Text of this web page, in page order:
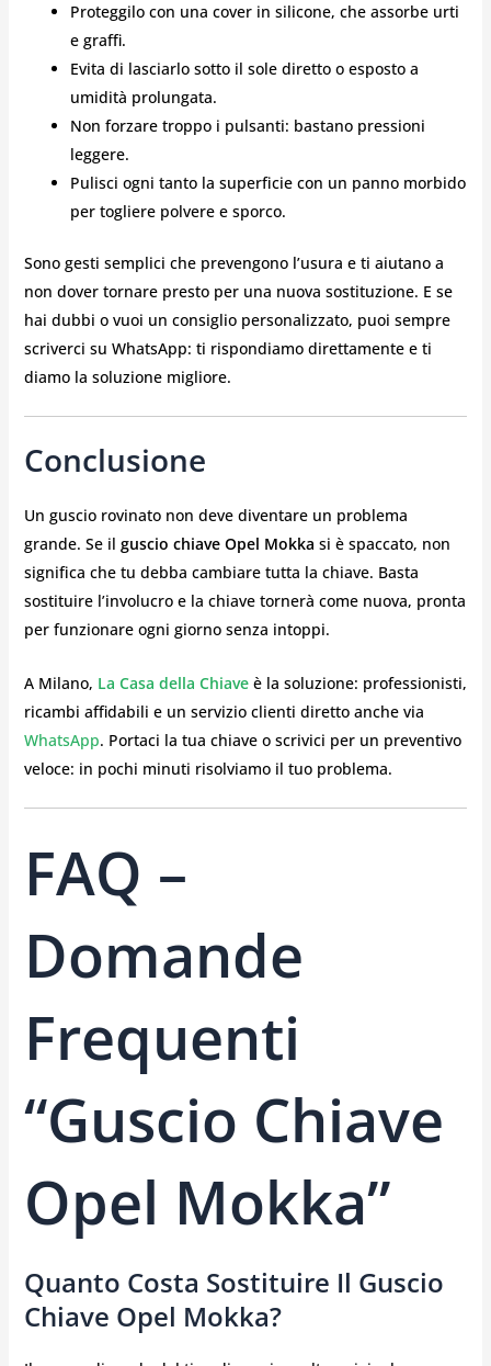
Proteggilo con una cover in silicone, che assorbe urti
e graffi.
Evita di lasciarlo sotto il sole diretto o esposto a
umidità prolungata.
Non forzare troppo i pulsanti: bastano pressioni
leggere.
Pulisci ogni tanto la superficie con un panno morbido
per togliere polvere e sporco.
Sono gesti semplici che prevengono l’usura e ti aiutano a
non dover tornare presto per una nuova sostituzione. E se
hai dubbi o vuoi un consiglio personalizzato, puoi sempre
scriverci su WhatsApp: ti rispondiamo direttamente e ti
diamo la soluzione migliore.
Conclusione
Un guscio rovinato non deve diventare un problema
grande. Se il guscio chiave Opel Mokka si è spaccato, non
significa che tu debba cambiare tutta la chiave. Basta
sostituire l’involucro e la chiave tornerà come nuova, pronta
per funzionare ogni giorno senza intoppi.
A Milano, La Casa della Chiaveè la soluzione: professionisti,
ricambi affidabili e un servizio clienti diretto anche via
WhatsApp. Portaci la tua chiave o scrivici per un preventivo
veloce: in pochi minuti risolviamo il tuo problema.
FAQ –
Domande
Frequenti
“guscio Chiave
Opel Mokka”
Quanto Costa Sostituire Il Guscio
Chiave Opel Mokka?